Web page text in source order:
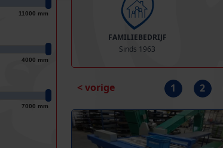
11000 mm
4000 mm
7000 mm
FAMILIEBEDRIJF
Sinds 1963
< vorige 1 2